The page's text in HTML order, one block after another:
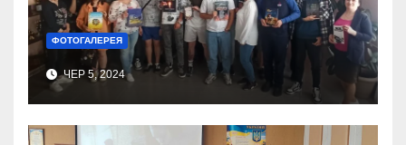
ФОТОГАЛЕРЕЯ
ЧЕР 5, 2024